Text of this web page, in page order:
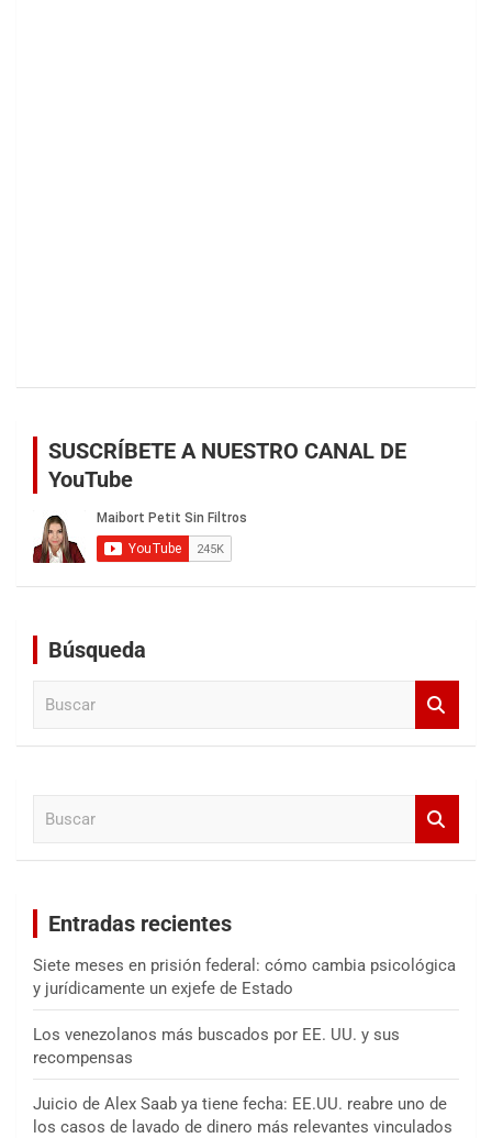
SUSCRÍBETE A NUESTRO CANAL DE
YouTube
Búsqueda
Entradas recientes
Siete meses en prisión federal: cómo cambia psicológica
y jurídicamente un exjefe de Estado
Los venezolanos más buscados por EE. UU. y sus
recompensas
Juicio de Alex Saab ya tiene fecha: EE.UU. reabre uno de
los casos de lavado de dinero más relevantes vinculados